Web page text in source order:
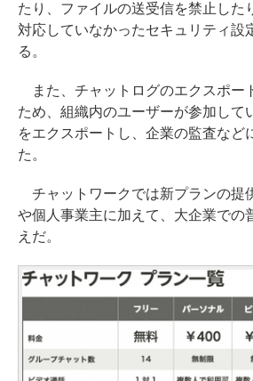
たり、ファイルの送受信を禁止した
対応していなかったセキュリティ設
る。
また、チャットログのエクスポー
ため、組織内のユーザーが参加して
をエクスポートし、企業の監査など
た。
チャットワークでは新プランの提
や個人事業主に加えて、大企業での
えだ。